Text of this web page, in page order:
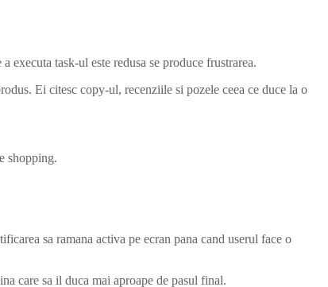
executa task-ul este redusa se produce frustrarea.
Ei citesc copy-ul, recenziile si pozele ceea ce duce la o
shopping.
sa ramana activa pe ecran pana cand userul face o
care sa il duca mai aproape de pasul final.